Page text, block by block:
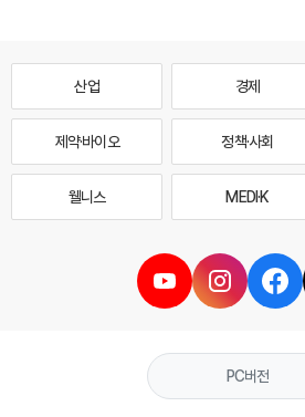
산업 경제
제약·바이오 정책·사회
웰니스 MEDI·K
PC버전